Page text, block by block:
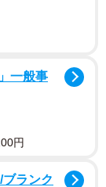
1/5
トめがけてまっす
一般事
円
ランク